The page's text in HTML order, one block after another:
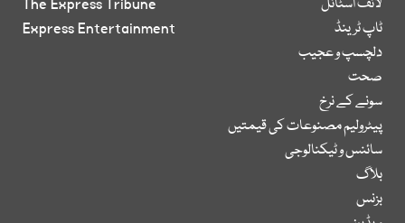
لائف اسٹائل
ٹاپ ٹرینڈ
دلچسپ و عجیب
صحت
سونے کے نرخ
پیٹرولیم مصنوعات کی قیمتیں
سائنس و ٹیکنالوجی
بلاگ
بزنس
The Express Tribune
Express Entertainment